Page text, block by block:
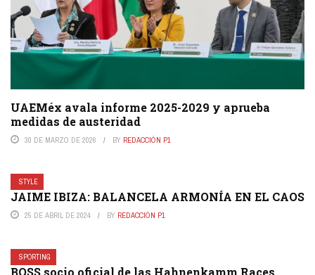
UAEMéx avala informe 2025-2029 y aprueba
medidas de austeridad
30 DE MARZO DE 2026 BY REDACCIÓN P1
STYLE
JAIME IBIZA: BALANCELA ARMONÍA EN EL CAOS
25 DE ABRIL DE 2024 BY REDACCIÓN P1
SPORTING
BOSS socio oficial de las Hahnenkamm Races